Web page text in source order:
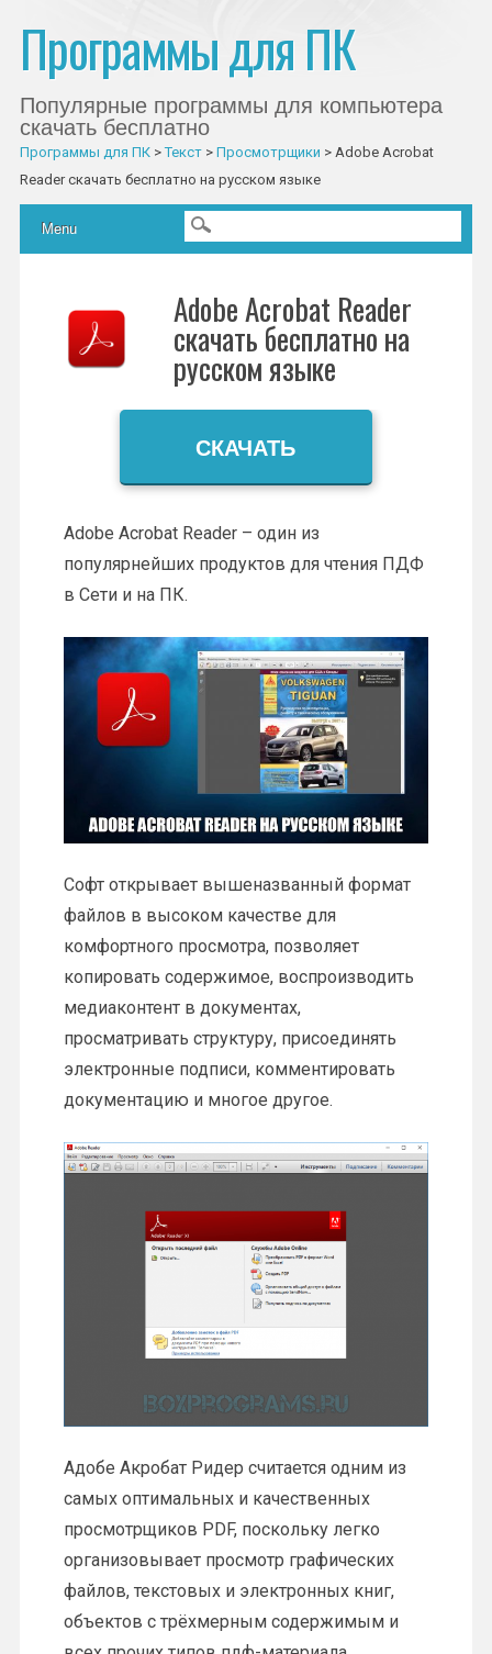
Программы для ПК
Популярные программы для компьютера
скачать бесплатно
Программы для ПК>Текст> Просмотрщики > Adobe Acrobat
Reader скачать бесплатно на русском языке
Главное меню
Skip to content
Menu
Adobe Acrobat Reader
скачать бесплатно на
русском языке
СКАЧАТЬ
Adobe Acrobat Reader – один из
популярнейших продуктов для чтения ПДФ
в Сети и на ПК.
Софт открывает вышеназванный формат
файлов в высоком качестве для
комфортного просмотра, позволяет
копировать содержимое, воспроизводить
медиаконтент в документах,
просматривать структуру, присоединять
электронные подписи, комментировать
документацию и многое другое.
Адобе Акробат Ридер считается одним из
самых оптимальных и качественных
просмотрщиков PDF, поскольку легко
организовывает просмотр графических
файлов, текстовых и электронных книг,
объектов с трёхмерным содержимым и